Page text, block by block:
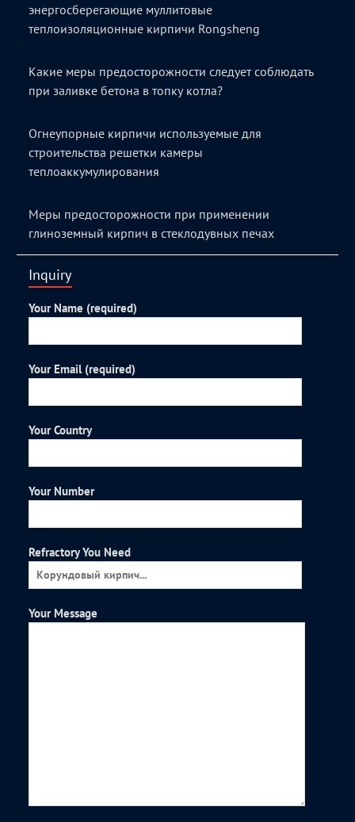
энергосберегающие муллитовые
теплоизоляционные кирпичи Rongsheng
Какие меры предосторожности следует соблюдать
при заливке бетона в топку котла?
Огнеупорные кирпичи используемые для
строительства решетки камеры
теплоаккумулирования
Меры предосторожности при применении
глиноземный кирпич в стеклодувных печах
Inquiry
Your Name (required)
Your Email (required)
Your Country
Your Number
Refractory You Need
Your Message